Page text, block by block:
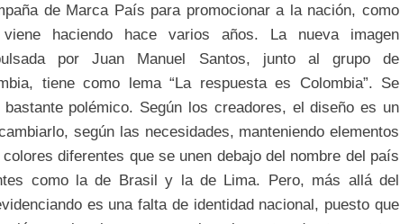
de Marca País para promocionar a la nación, como
haciendo hace varios años. La nueva imagen
por Juan Manuel Santos, junto al grupo de
tiene como lema “La respuesta es Colombia”. Se
polémico. Según los creadores, el diseño es un
según las necesidades, manteniendo elementos
diferentes que se unen debajo del nombre del país
como la de Brasil y la de Lima. Pero, más allá del
es una falta de identidad nacional, puesto que